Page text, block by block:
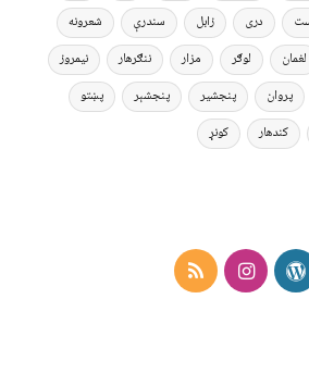
دری زابل سندرې
شعرونه
لغمان لوګر مزار ننګرهار
نیمروز
پروان پنجشیر پنجشېر
پښتو
کندهار کونړ
WordPress
Instagram
RSS